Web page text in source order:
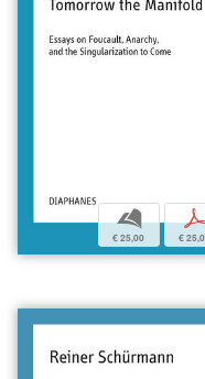
b
€ 25,00
p
€